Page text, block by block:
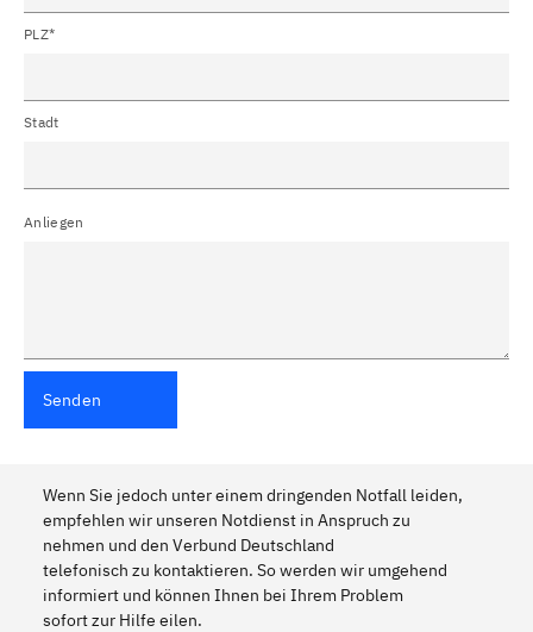
PLZ*
Stadt
Anliegen
Senden
Wenn Sie jedoch unter einem dringenden Notfall leiden,
empfehlen wir unseren Notdienst in Anspruch zu
nehmen und den Verbund Deutschland
telefonisch zu kontaktieren. So werden wir umgehend
informiert und können Ihnen bei Ihrem Problem
sofort zur Hilfe eilen.